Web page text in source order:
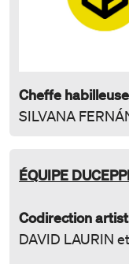
Cheffe habilleuse
SILVANA
ÉQUIPE
Codirection
DAVID LAURIN